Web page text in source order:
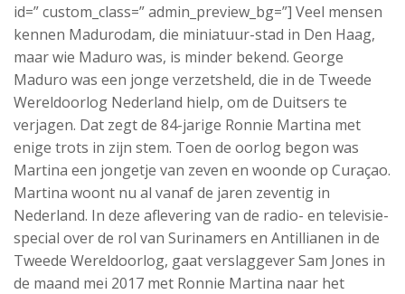
id=” custom_class=” admin_preview_bg=”] Veel mensen
kennen Madurodam, die miniatuur-stad in Den Haag,
maar wie Maduro was, is minder bekend. George
Maduro was een jonge verzetsheld, die in de Tweede
Wereldoorlog Nederland hielp, om de Duitsers te
verjagen. Dat zegt de 84-jarige Ronnie Martina met
enige trots in zijn stem. Toen de oorlog begon was
Martina een jongetje van zeven en woonde op Curaçao.
Martina woont nu al vanaf de jaren zeventig in
Nederland. In deze aflevering van de radio- en televisie-
special over de rol van Surinamers en Antillianen in de
Tweede Wereldoorlog, gaat verslaggever Sam Jones in
de maand mei 2017 met Ronnie Martina naar het